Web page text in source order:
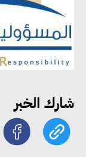
شارك الخبر